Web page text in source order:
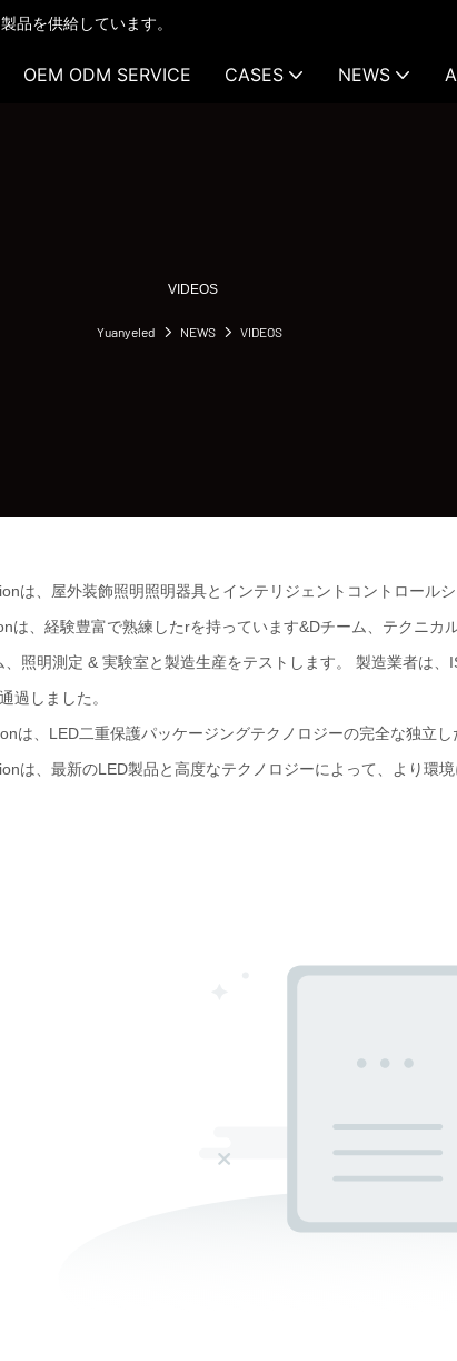
品を供給しています。
OEM ODM SERVICE CASES NEWS
VIDEOS
Yuanyeled NEWS VIDEOS
は、屋外装飾照明照明器具とインテリジェントコントロール
は、経験豊富で熟練したrを持っています&Dチーム、テクニ
照明測定 & 実験室と製造生産をテストします。 製造業者は
過しました。
は、LED二重保護パッケージングテクノロジーの完全な独立し
は、最新のLED製品と高度なテクノロジーによって、より環